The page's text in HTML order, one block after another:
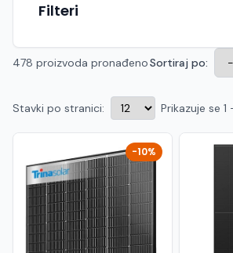
Hrvatski EN
MK Македонски
Filteri
478 proizvoda pronađenoSortiraj po:
Stavki po stranici: Prikazuje se
-10%